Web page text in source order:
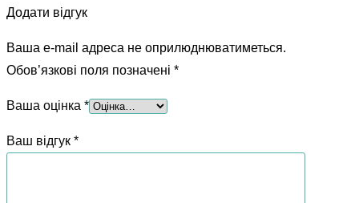
Додати відгук
Ваша e-mail адреса не оприлюднюватиметься.
Обов’язкові поля позначені *
Ваша оцінка *
Ваш відгук *